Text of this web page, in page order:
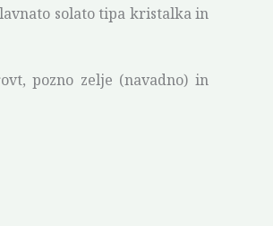
solato tipa kristalka in
pozno zelje (navadno) in